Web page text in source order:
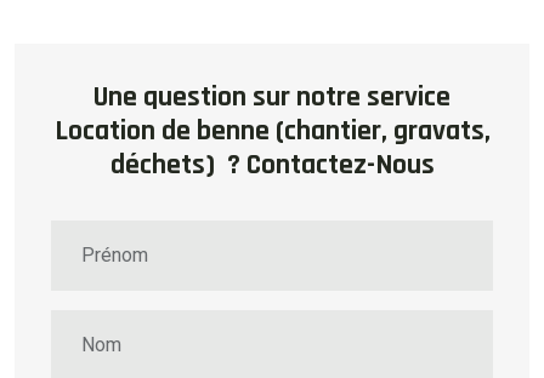
Une question sur notre service
Location de benne (chantier, gravats,
déchets) ? Contactez-Nous
Prénom
Nom